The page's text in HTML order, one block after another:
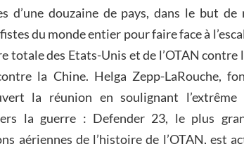
d’une douzaine de pays, dans le but de
du monde entier pour faire face à
totale des Etats-Unis et de l’OTAN contre
la Chine. Helga Zepp-LaRouche,
la réunion en soulignant l’extrême
la guerre : Defender 23, le plus
aériennes de l’histoire de l’OTAN, est